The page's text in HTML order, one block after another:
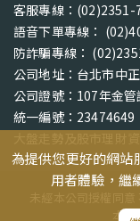
客服專線：(02)2351-
語音下單專線：
防詐騙專線：
公司地址：台北市中
公司證號：107年金
統一編號：23474649
本
為提供您更好的網
用者體驗，繼